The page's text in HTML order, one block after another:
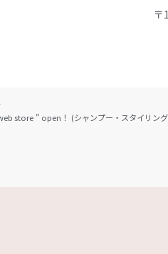
〒
store ” open！ (シャンプー・スタイリン